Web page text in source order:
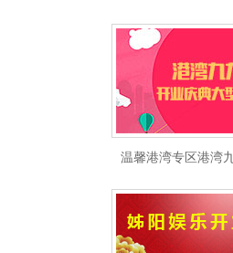
温馨港湾专区港湾